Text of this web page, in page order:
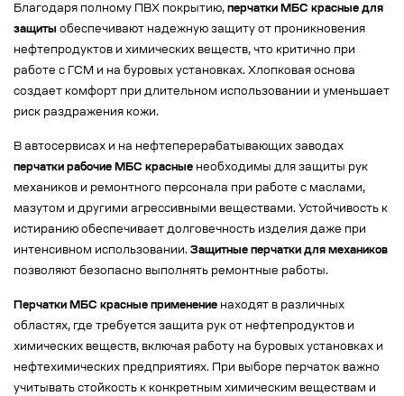
Благодаря полному ПВХ покрытию, перчатки МБС красные для
защиты обеспечивают надежную защиту от проникновения
нефтепродуктов и химических веществ, что критично при
работе с ГСМ и на буровых установках. Хлопковая основа
создает комфорт при длительном использовании и уменьшает
риск раздражения кожи.
В автосервисах и на нефтеперерабатывающих заводах
перчатки рабочие МБС красные необходимы для защиты рук
механиков и ремонтного персонала при работе с маслами,
мазутом и другими агрессивными веществами. Устойчивость к
истиранию обеспечивает долговечность изделия даже при
интенсивном использовании. Защитные перчатки для механиков
позволяют безопасно выполнять ремонтные работы.
Перчатки МБС красные применение находят в различных
областях, где требуется защита рук от нефтепродуктов и
химических веществ, включая работу на буровых установках и
нефтехимических предприятиях. При выборе перчаток важно
учитывать стойкость к конкретным химическим веществам и